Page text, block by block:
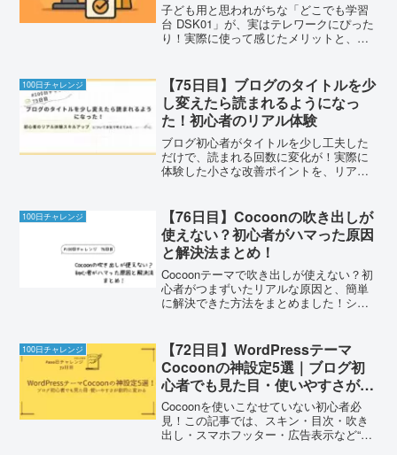
子ども用と思われがちな「どこでも学習
台 DSK01」が、実はテレワークにぴった
り！実際に使って感じたメリットと、肩
100日チャレンジ
【75日目】ブログのタイトルを少
し変えたら読まれるようになっ
た！初心者のリアル体験
ブログ初心者がタイトルを少し工夫した
だけで、読まれる回数に変化が！実際に
体験した小さな改善ポイントを、リアル
100日チャレンジ
【76日目】Cocoonの吹き出しが
使えない？初心者がハマった原因
と解決法まとめ！
Cocoonテーマで吹き出しが使えない？初
心者がつまずいたリアルな原因と、簡単
に解決できた方法をまとめました！ショ
100日チャレンジ
【72日目】WordPressテーマ
Cocoonの神設定5選｜ブログ初
心者でも見た目・使いやすさが劇
的に変わる
Cocoonを使いこなせていない初心者必
見！この記事では、スキン・目次・吹き
出し・スマホフッター・広告表示など“や